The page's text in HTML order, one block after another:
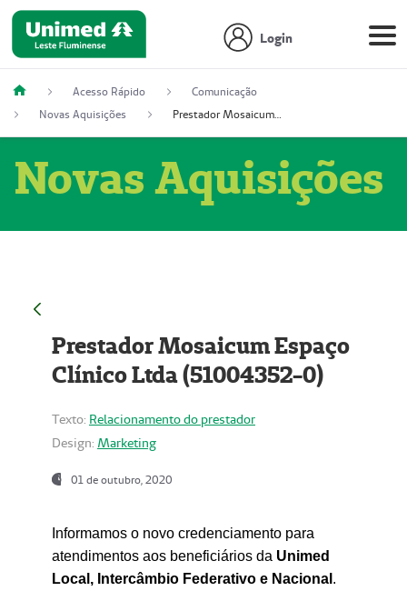
Login
Acesso Rápido
Comunicação
Novas Aquisições
Prestador Mosaicum Espaço Clínico Ltda (51004352-0)
Novas Aquisições
Prestador Mosaicum Espaço
Clínico Ltda (51004352-0)
Texto: Relacionamento do prestador
Design: Marketing
01 de outubro, 2020
Informamos o novo credenciamento para
atendimentos aos beneficiários da Unimed
Local, Intercâmbio Federativo e Nacional .